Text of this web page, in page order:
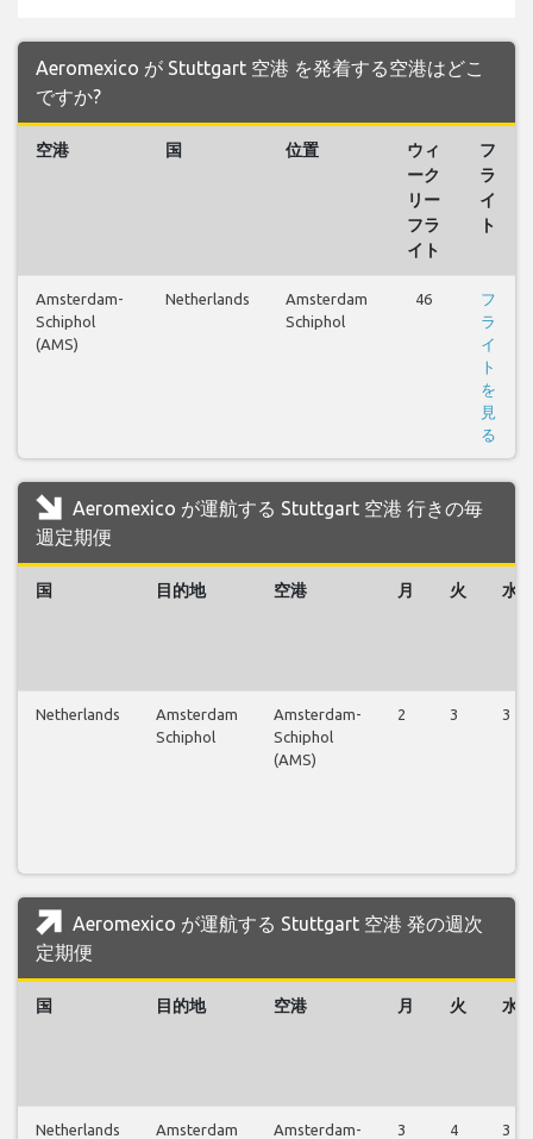
Aeromexico が Stuttgart 空港 を発着する空港はどこ
ですか?
空港 国 位置
ウィ
ーク
リー
フラ
イト
フ
ラ
イ
ト
Amsterdam-
Schiphol
(AMS)
Netherlands
Amsterdam
Schiphol
46
フ
ラ
イ
ト
を
見
る
Aeromexico が運航する Stuttgart 空港 行きの毎
週定期便
国 目的地 空港 月 火 水
Netherlands
Amsterdam
Schiphol
Amsterdam-
Schiphol
(AMS)
2 3 3
Aeromexico が運航する Stuttgart 空港 発の週次
定期便
国 目的地 空港 月 火 水
Netherlands
Amsterdam
Amsterdam-
3 4 3